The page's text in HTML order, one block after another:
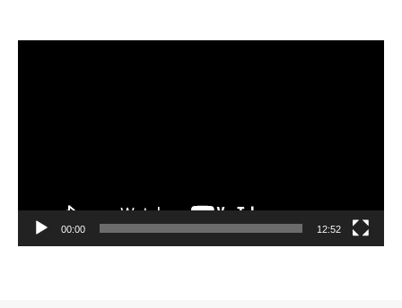
00:00 12:52